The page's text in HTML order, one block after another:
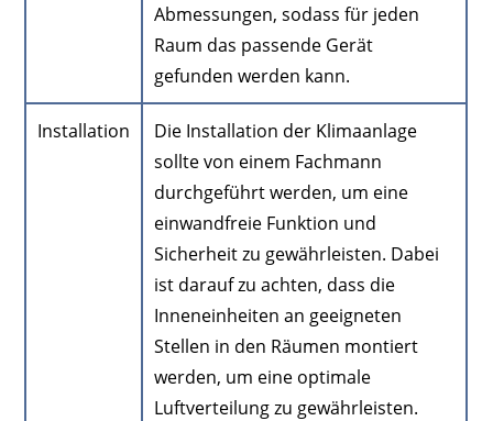
Abmessungen, sodass für jeden
Raum das passende Gerät
gefunden werden kann.
Installation
Die Installation der Klimaanlage
sollte von einem Fachmann
durchgeführt werden, um eine
einwandfreie Funktion und
Sicherheit zu gewährleisten. Dabei
ist darauf zu achten, dass die
Inneneinheiten an geeigneten
Stellen in den Räumen montiert
werden, um eine optimale
Luftverteilung zu gewährleisten.